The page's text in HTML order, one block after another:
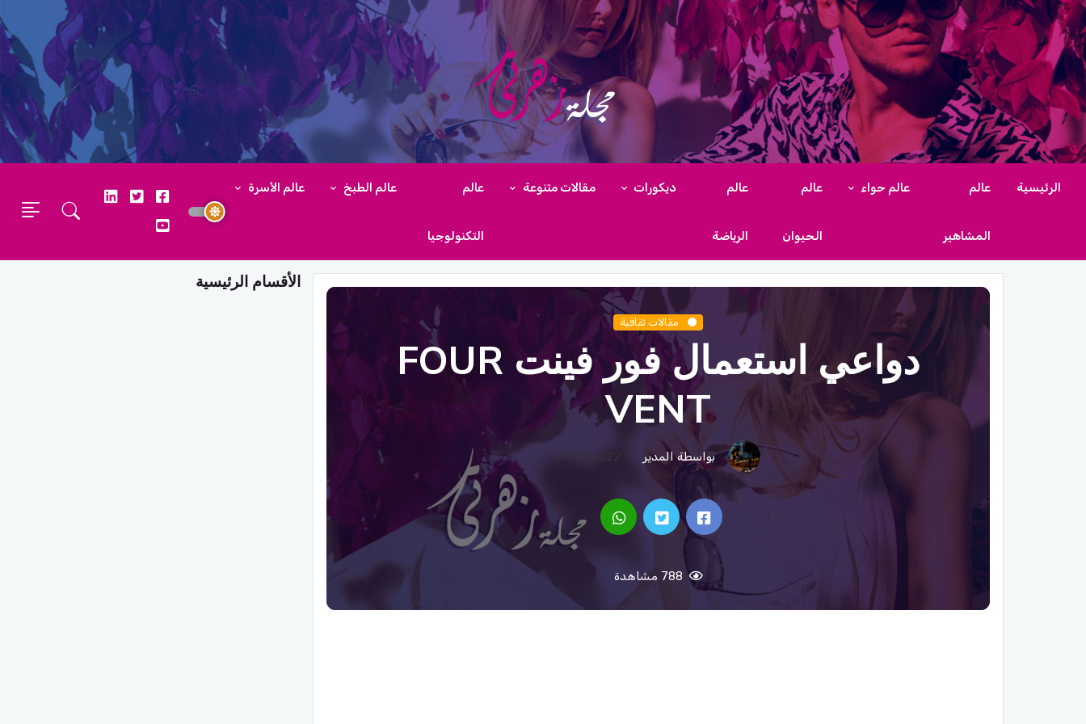
الرئيسية عالم
المشاهير
عالم حواء عالم
الحيوان
عالم
الرياضة
ديكورات مقالات متنوعة عالم
التكنولوجيا
عالم الطبخ عالم الأسرة
مقالات ثقافية
دواعي استعمال فور فينت FOUR
VENT
بواسطة المدير 01/12/2022
الأقسام الرئيسية